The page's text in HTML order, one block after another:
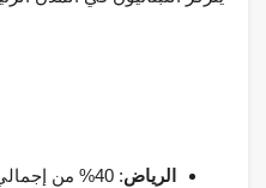
الرياض: 40% من إجمالي عدد اللبنانيين